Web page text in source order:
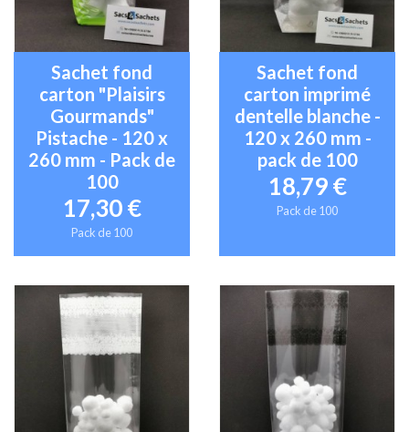
Sachet fond
carton "Plaisirs
Gourmands"
Pistache - 120 x
260 mm - Pack de
100
17,30 €
Pack de 100
Sachet fond
carton imprimé
dentelle blanche -
120 x 260 mm -
pack de 100
18,79 €
Pack de 100